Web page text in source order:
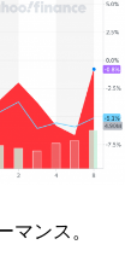
マンス。